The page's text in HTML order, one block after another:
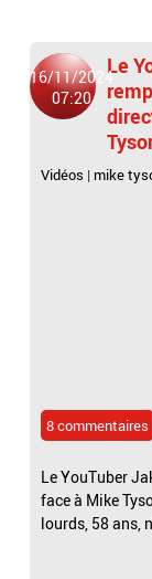
16/11/2024
07:20
Le
Vidéos | mike
8 commentaires
Le YouTuber
face à Mike
lourds, 58 ans,